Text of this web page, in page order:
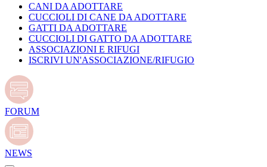
CANI DA ADOTTARE
CUCCIOLI DI CANE DA ADOTTARE
GATTI DA ADOTTARE
CUCCIOLI DI GATTO DA ADOTTARE
ASSOCIAZIONI E RIFUGI
ISCRIVI UN'ASSOCIAZIONE/RIFUGIO
FORUM
NEWS